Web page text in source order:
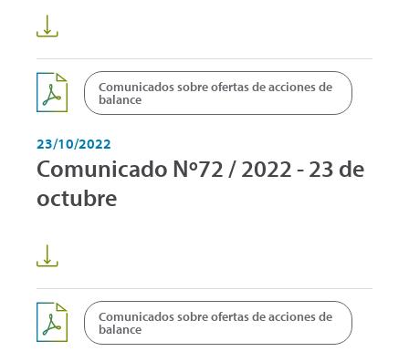
Comunicados sobre ofertas de acciones de
balance
23/10/2022
Comunicado Nº72 / 2022 - 23 de
octubre
Comunicados sobre ofertas de acciones de
balance